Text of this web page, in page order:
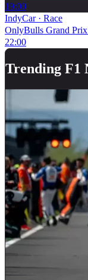
19:00
IndyCar· Race
OnlyBulls Grand
22:00
Trending F1